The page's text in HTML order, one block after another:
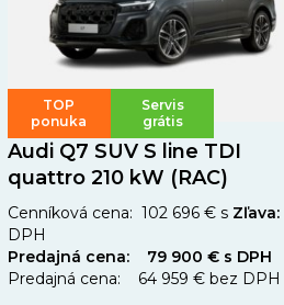
TOP
ponuka
Servis
grátis
Audi Q7 SUV S line TDI
quattro 210 kW (RAC)
Zľava:
Cenníková cena: 102 696 € s
DPH
Predajná cena: 79 900 € s DPH
Predajná cena: 64 959 € bez DPH